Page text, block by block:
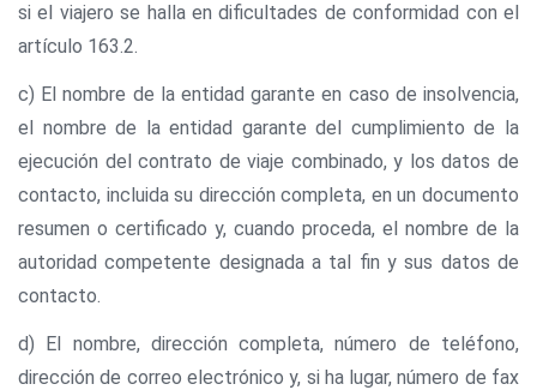
si el viajero se halla en dificultades de conformidad con el
artículo 163.2.
c) El nombre de la entidad garante en caso de insolvencia,
el nombre de la entidad garante del cumplimiento de la
ejecución del contrato de viaje combinado, y los datos de
contacto, incluida su dirección completa, en un documento
resumen o certificado y, cuando proceda, el nombre de la
autoridad competente designada a tal fin y sus datos de
contacto.
d) El nombre, dirección completa, número de teléfono,
dirección de correo electrónico y, si ha lugar, número de fax